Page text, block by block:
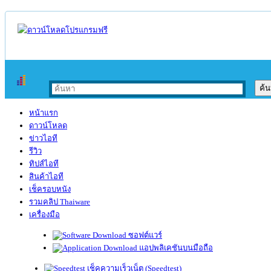
หน้าแรก
ดาวน์โหลด
ข่าวไอที
รีวิว
ทิปส์ไอที
สินค้าไอที
เช็ครอบหนัง
รวมคลิป Thaiware
เครื่องมือ
ซอฟต์แวร์
แอปพลิเคชันบนมือถือ
เช็คความเร็วเน็ต (Speedtest)